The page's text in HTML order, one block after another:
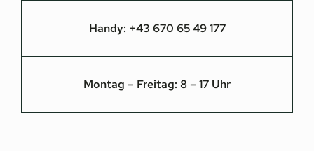
Handy: +43 670 65 49 177
Montag – Freitag: 8 – 17 Uhr